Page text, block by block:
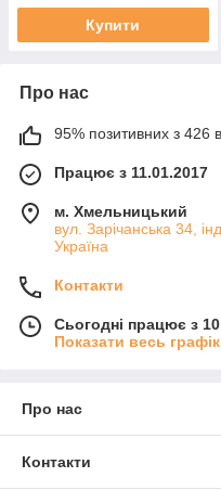
Купити
Про нас
95% позитивних з 426
Працює з 11.01.2017
м. Хмельницький
вул. Зарічанська 34,
Україна
Контакти
Сьогодні працює з
Показати весь
Про нас
Контакти